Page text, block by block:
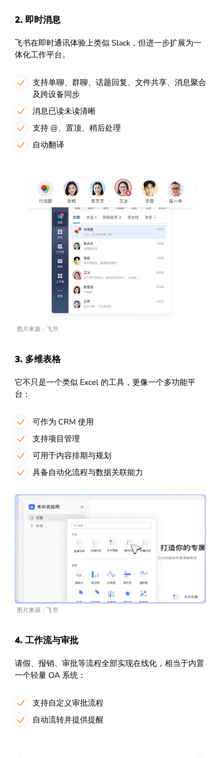
2. 即时消息
飞书在即时通讯体验上类似 Slack，但进一步扩展为一
体化工作平台。
支持单聊、群聊、话题回复、文件共享、消息聚合
及跨设备同步
消息已读未读清晰
支持 @、置顶、稍后处理
自动翻译
图片来源：飞书
3. 多维表格
它不只是一个类似 Excel 的工具，更像一个多功能平
台：
可作为 CRM 使用
支持项目管理
可用于内容排期与规划
具备自动化流程与数据关联能力
图片来源：飞书
4. 工作流与审批
请假、报销、审批等流程全部实现在线化，相当于内置
一个轻量 OA 系统：
支持自定义审批流程
自动流转并提供提醒